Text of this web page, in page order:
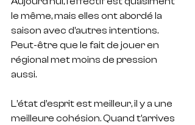
le même, mais elles ont abordé la
saison avec d’autres intentions.
Peut-être que le fait de jouer en
régional met moins de pression
aussi.
L’état d’esprit est meilleur, il y a une
meilleure cohésion. Quand t’arrives